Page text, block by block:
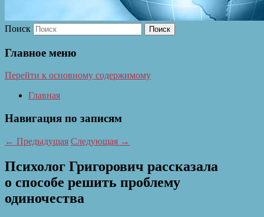
Поиск
Главное меню
Перейти к основному содержимому
Главная
Навигация по записям
← Предыдущая Следующая →
Психолог Григорович рассказала
о способе решить проблему
одиночества